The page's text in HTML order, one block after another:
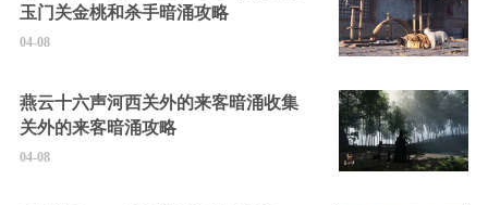
玉门关金桃和杀手暗涌攻略
04-08
燕云十六声河西关外的来客暗涌收集
关外的来客暗涌攻略
04-08